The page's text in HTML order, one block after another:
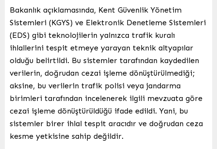
Bakanlık açıklamasında, Kent Güvenlik Yönetim
Sistemleri (KGYS) ve Elektronik Denetleme Sistemleri
(EDS) gibi teknolojilerin yalnızca trafik kuralı
ihlallerini tespit etmeye yarayan teknik altyapılar
olduğu belirtildi. Bu sistemler tarafından kaydedilen
verilerin, doğrudan cezai işleme dönüştürülmediği;
aksine, bu verilerin trafik polisi veya jandarma
birimleri tarafından incelenerek ilgili mevzuata göre
cezai işleme dönüştürüldüğü ifade edildi. Yani, bu
sistemler birer ihlal tespit aracıdır ve doğrudan ceza
kesme yetkisine sahip değildir.